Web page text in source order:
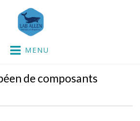
MENU
de composants